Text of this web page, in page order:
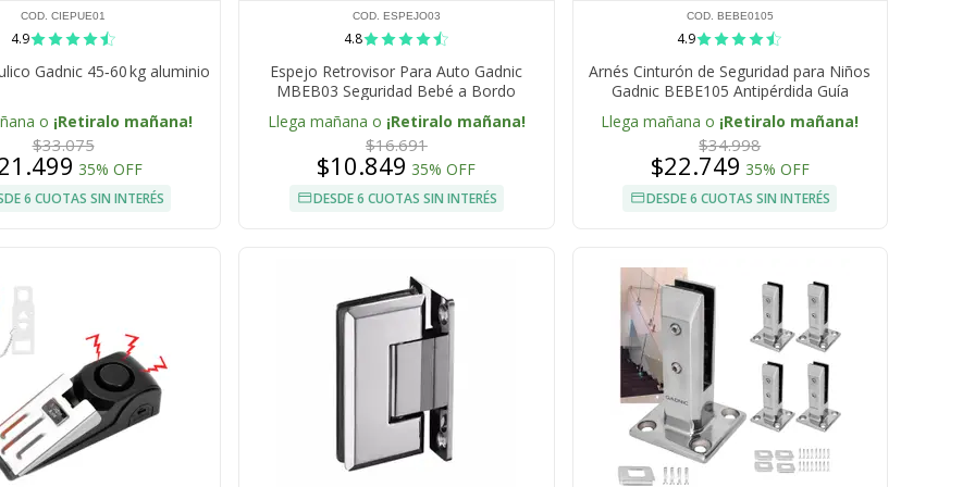
COD. CIEPUE01
4.9
Gadnic 45‑60 kg aluminio
o ¡Retiralo mañana!
$33.075
35% OFF
6 CUOTAS SIN INTERÉS
COD. ESPEJO03
4.8
Espejo Retrovisor Para Auto Gadnic
MBEB03 Seguridad Bebé a Bordo
Llega mañana o ¡Retiralo mañana!
$16.691
$10.849 35% OFF
DESDE 6 CUOTAS SIN INTERÉS
COD. BEBE0105
4.9
Arnés Cinturón de Seguridad para Niños
Gadnic BEBE105 Antipérdida Guía
Llega mañana o ¡Retiralo mañana!
$34.998
$22.749 35% OFF
DESDE 6 CUOTAS SIN INTERÉS